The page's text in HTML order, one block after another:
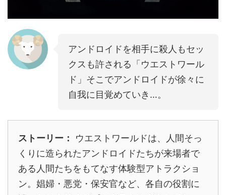
アンドロイドを相手に殺人もセッ
クスも許される「ウエストワール
ド」そこでアンドロイドが徐々に
自我に目覚めていき…。
ストーリー：
ウエストワールドは、人間そっ
くりに造られたアンドロイドたちが来場者で
ある人間たちをもてなす体験型アトラクショ
ン。娼婦・悪党・保安官など、各自の役割に